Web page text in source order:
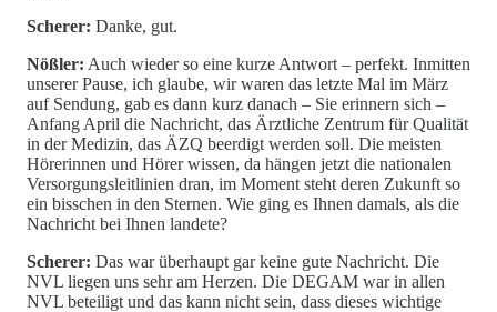
Scherer: Danke, gut.
Nößler: Auch wieder so eine kurze Antwort – perfekt. Inmitten
unserer Pause, ich glaube, wir waren das letzte Mal im März
auf Sendung, gab es dann kurz danach – Sie erinnern sich –
Anfang April die Nachricht, das Ärztliche Zentrum für Qualität
in der Medizin, das ÄZQ beerdigt werden soll. Die meisten
Hörerinnen und Hörer wissen, da hängen jetzt die nationalen
Versorgungsleitlinien dran, im Moment steht deren Zukunft so
ein bisschen in den Sternen. Wie ging es Ihnen damals, als die
Nachricht bei Ihnen landete?
Scherer: Das war überhaupt gar keine gute Nachricht. Die
NVL liegen uns sehr am Herzen. Die DEGAM war in allen
NVL beteiligt und das kann nicht sein, dass dieses wichtige